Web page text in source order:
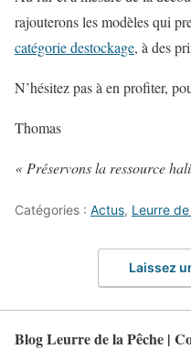
rajouterons les modèles qui
catégorie destockage, à des
N’hésitez pas à en profiter,
Thomas
« Préservons la ressource
Catégories : Actus, Leurre
Laissez
Blog Leurre de la Pêche |